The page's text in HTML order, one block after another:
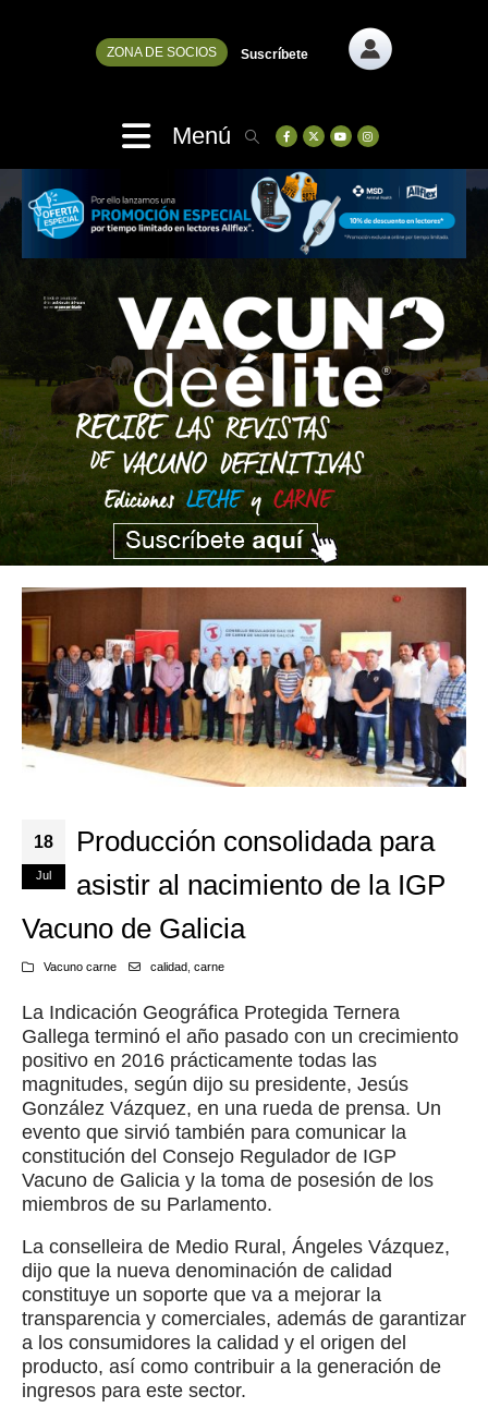
ZONA DE SOCIOS Suscríbete
Menú
18
Jul
Producción consolidada para
asistir al nacimiento de la IGP
Vacuno de Galicia
Vacuno carne calidad, carne
La Indicación Geográfica Protegida Ternera
Gallega terminó el año pasado con un crecimiento
positivo en 2016 prácticamente todas las
magnitudes, según dijo su presidente, Jesús
González Vázquez, en una rueda de prensa. Un
evento que sirvió también para comunicar la
constitución del Consejo Regulador de IGP
Vacuno de Galicia y la toma de posesión de los
miembros de su Parlamento.
La conselleira de Medio Rural, Ángeles Vázquez,
dijo que la nueva denominación de calidad
constituye un soporte que va a mejorar la
transparencia y comerciales, además de garantizar
a los consumidores la calidad y el origen del
producto, así como contribuir a la generación de
ingresos para este sector.